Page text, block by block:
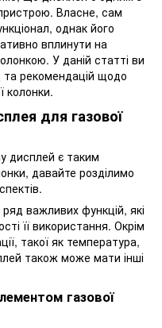
Власне, сам
однак його
вплинути на
У даній статті ви
та рекомендацій щодо
колонки.
для газової
дисплей є таким
давайте розділимо
важливих функцій, які
її використання. Окрім
такої як температура,
також може мати інші
газової